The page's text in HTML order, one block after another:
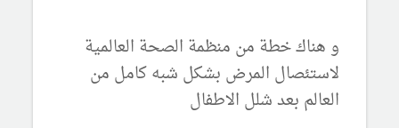
و هناك خطة من منظمة الصحة العالمية
لاستئصال المرض بشكل شبه كامل من
العالم بعد شلل الاطفال